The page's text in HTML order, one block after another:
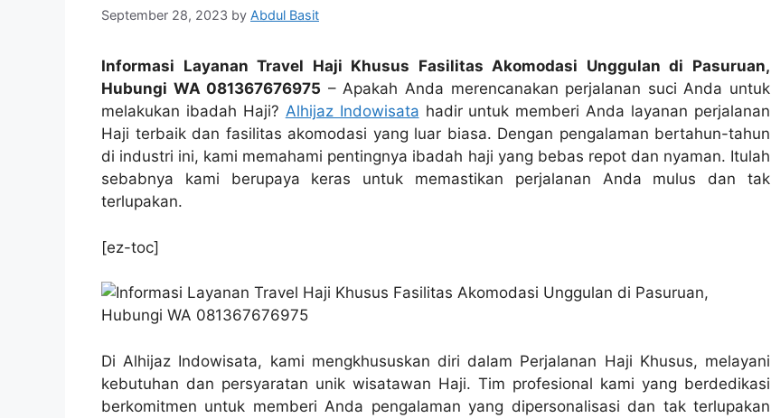
September 28, 2023 by Abdul Basit
Informasi Layanan Travel Haji Khusus Fasilitas Akomodasi Unggulan di Pasuruan,
Hubungi WA 081367676975 – Apakah Anda merencanakan perjalanan suci Anda untuk
melakukan ibadah Haji? Alhijaz Indowisata hadir untuk memberi Anda layanan perjalanan
Haji terbaik dan fasilitas akomodasi yang luar biasa. Dengan pengalaman bertahun-tahun
di industri ini, kami memahami pentingnya ibadah haji yang bebas repot dan nyaman. Itulah
sebabnya kami berupaya keras untuk memastikan perjalanan Anda mulus dan tak
terlupakan.
[ez-toc]
Di Alhijaz Indowisata, kami mengkhususkan diri dalam Perjalanan Haji Khusus, melayani
kebutuhan dan persyaratan unik wisatawan Haji. Tim profesional kami yang berdedikasi
berkomitmen untuk memberi Anda pengalaman yang dipersonalisasi dan tak terlupakan